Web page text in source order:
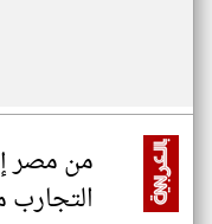
من مصر